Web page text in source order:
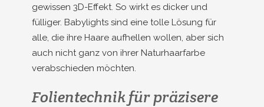
gewissen 3D-Effekt. So wirkt es dicker und
fülliger. Babylights sind eine tolle Lösung für
alle, die ihre Haare aufhellen wollen, aber sich
auch nicht ganz von ihrer Naturhaarfarbe
verabschieden möchten.
Folientechnik für präzisere